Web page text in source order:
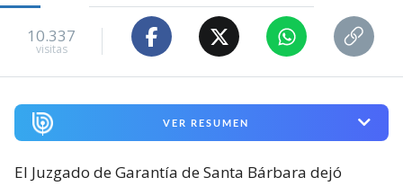
10.337
visitas
VER RESUMEN
El Juzgado de Garantía de Santa Bárbara dejó